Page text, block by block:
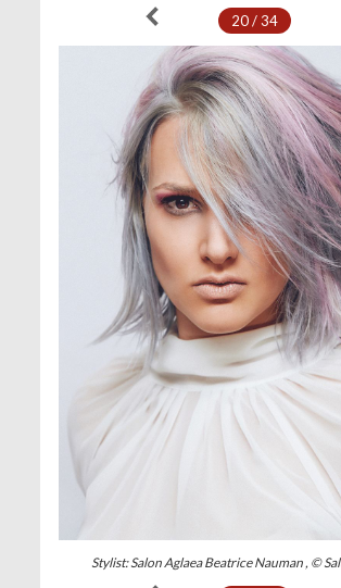
20 / 34
Stylist: Salon Aglaea Beatrice Nauman , ©